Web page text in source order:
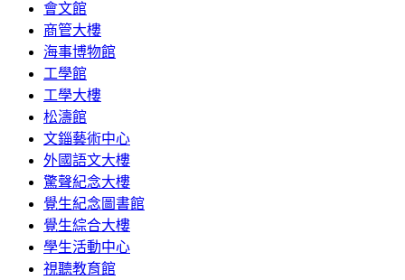
會文館
商管大樓
海事博物館
工學館
工學大樓
松濤館
文錙藝術中心
外國語文大樓
驚聲紀念大樓
覺生紀念圖書館
覺生綜合大樓
學生活動中心
視聽教育館